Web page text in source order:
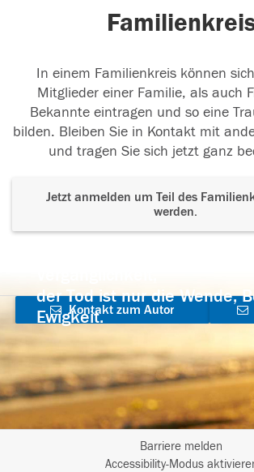
In einem Familienkreis können
Mitglieder einer Familie, als auch
Bekannte eintragen und so eine
bilden. Bleiben Sie in Kontakt mit
und tragen Sie sich jetzt ganz
Jetzt anmelden um Teil des
werden.
der Tod ist nur die Wende,
Ewigkeit.
Kontakt zum Autor
aufnehmen
Barriere melden
Accessibility-Modus